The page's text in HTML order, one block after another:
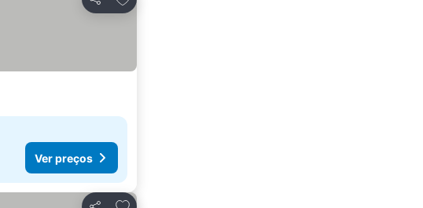
Partilhar
Ver preços
Adicionar aos favoritos